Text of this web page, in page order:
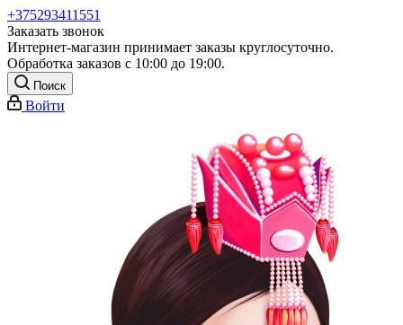
+375293411551
Заказать звонок
Интернет-магазин принимает заказы круглосуточно.
Обработка заказов с 10:00 до 19:00.
Поиск
Войти